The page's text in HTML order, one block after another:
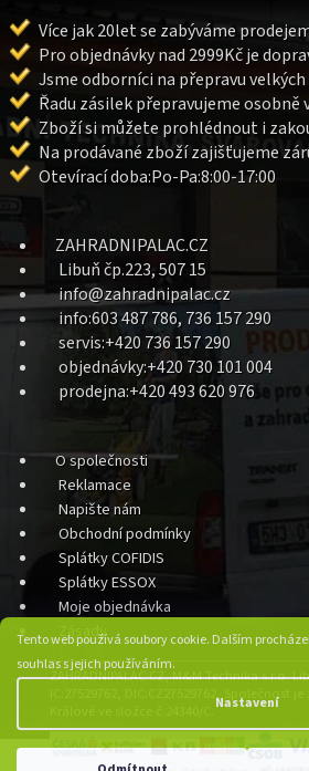
Tento web používá soubory cookie. Dalším
souhlas s jejich používáním.
Nastavení
Více jak 20let se zabýváme
Pro objednávky nad 2999Kč je
Jsme odborníci na přepravu
Řadu zásilek přepravujeme osobně
Zboží si můžete prohlédnout i
Na prodávané zboží zajišťujeme
Otevírací doba:Po-Pa:8:00-17:00
ZAHRADNIPALAC.CZ
Libuň čp.223, 507 15
info@zahradnipalac.cz
info:603 487 786, 736 157 290
servis:+420 736 157 290
objednávky:+420 730 101 004
prodejna:+420 493 620 976
O společnosti
Reklamace
Napište nám
Obchodní podmínky
Splátky COFIDIS
Splátky ESSOX
Moje objednávka
Zásady
ZAHRADNIPALAC.CZ, M&M Technika s.r.o.
IC:27529762, DIC:CZ27529762, Společnost